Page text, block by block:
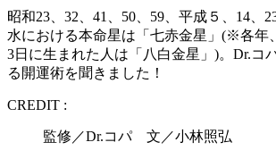
昭和23、32、41、50、59、平成５、14、
水における本命星は「七赤金星」(※各年
3日に生まれた人は「八白金星」)。Dr.コ
る開運術を聞きました！
CREDIT :
監修／Dr.コパ 文／小林照弘